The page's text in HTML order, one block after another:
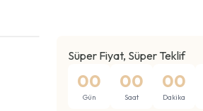
Süper Fiyat, Süper Teklif
00
Gün
00
Saat
00
Dakika